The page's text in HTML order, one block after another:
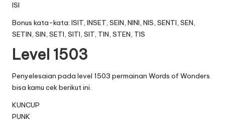
ISI
Bonus kata-kata: ISIT, INSET, SEIN, NINI, NIS, SENTI, SEN,
SETIN, SIN, SETI, SITI, SIT, TIN, STEN, TIS
Level 1503
Penyelesaian pada level 1503 permainan Words of Wonders
bisa kamu cek berikut ini.
KUNCUP
PUNK